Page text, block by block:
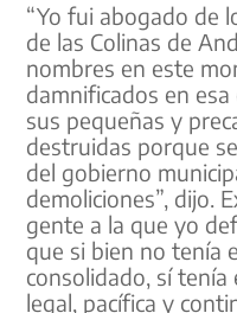
“Yo fui abogado de
de las Colinas de
nombres en este
damnificados en
sus pequeñas y
destruidas porque
del gobierno
demoliciones”, dijo.
gente a la que yo
que si bien no tenía
consolidado, sí
legal, pacífica y